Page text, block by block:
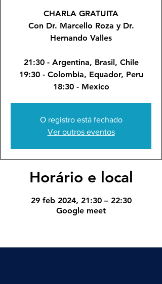
CHARLA GRATUITA
Con Dr. Marcello Roza y Dr.
Hernando Valles
21:30 - Argentina, Brasil, Chile
19:30 - Colombia, Equador, Peru
18:30 - Mexico
O registro está fechado
Ver outros eventos
Horário e local
29 feb 2024, 21:30 – 22:30
Google meet